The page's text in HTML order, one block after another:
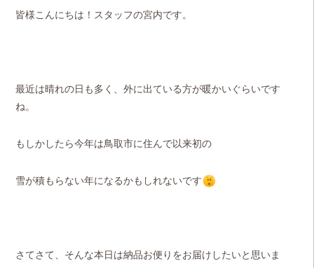
皆様こんにちは！スタッフの宮内です。
最近は晴れの日も多く、外に出ている方が暖かいぐらいです
ね。
もしかしたら今年は鳥取市に住んで以来初の
雪が積もらない年になるかもしれないです
さてさて、そんな本日は納品お便りをお届けしたいと思いま